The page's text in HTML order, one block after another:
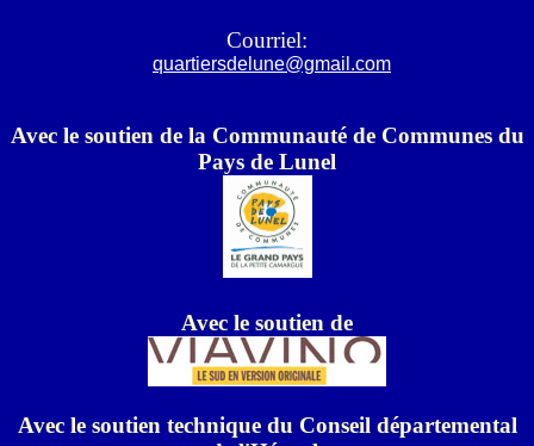
Courriel:
quartiersdelune@gmail.com
Avec le soutien de la Communauté de Communes du
Pays de Lunel
Avec le soutien de
Avec le soutien technique du Conseil départemental